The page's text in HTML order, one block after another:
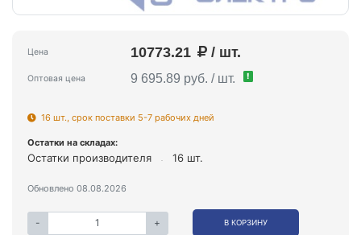
Цена 10773.21 / шт.
Оптовая цена 9 695.89 руб. / шт. !
16 шт., срок поставки 5-7 рабочих дней
Остатки на складах:
Остатки производителя 16 шт.
Обновлено 08.08.2026
- + В КОРЗИНУ